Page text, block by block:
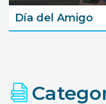
Día del Amigo